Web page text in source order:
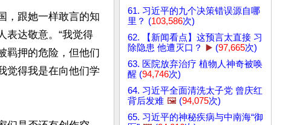
，跟她一样敢言的知
表达敬意。“我觉得
羁押的危险，但他们
觉得我是在向他们学
61. 习近平的九个决策错误源自哪
里？ (103,586次)
62. 【新闻看点】这预言太直接 习
除隐患 他遭灭口？ ▶️ (97,665次)
63. 医院放弃治疗 植物人神奇被唤
醒 (94,746次)
64. 习近平全面清洗太子党 曾庆红
背后发难 🖼️ (94,075次)
65. 习近平的神秘疾病与中南海“御